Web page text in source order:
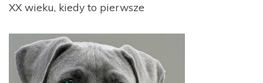
XX wieku, kiedy to pierwsze